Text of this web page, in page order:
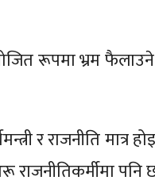
रूपमा भ्रम फैलाउने
र राजनीति मात्र
राजनीतिकर्मीमा पनि